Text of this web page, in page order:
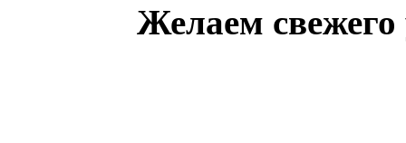
Желаем свежего